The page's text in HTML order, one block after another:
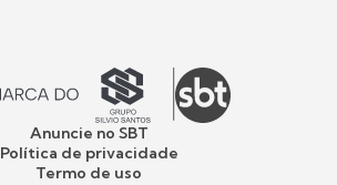
Anuncie no SBT
Política de privacidade
Termo de uso